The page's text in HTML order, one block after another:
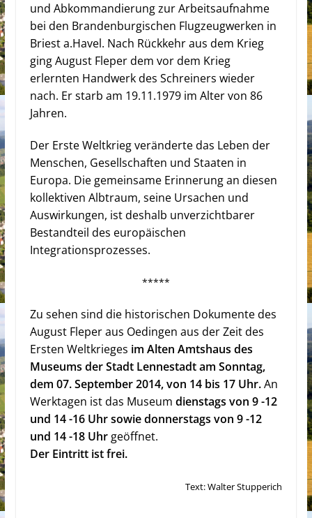
und Abkommandierung zur Arbeitsaufnahme
bei den Brandenburgischen Flugzeugwerken in
Briest a.Havel. Nach Rückkehr aus dem Krieg
ging August Fleper dem vor dem Krieg
erlernten Handwerk des Schreiners wieder
nach. Er starb am 19.11.1979 im Alter von 86
Jahren.
Der Erste Weltkrieg veränderte das Leben der
Menschen, Gesellschaften und Staaten in
Europa. Die gemeinsame Erinnerung an diesen
kollektiven Albtraum, seine Ursachen und
Auswirkungen, ist deshalb unverzichtbarer
Bestandteil des europäischen
Integrationsprozesses.
*****
Zu sehen sind die historischen Dokumente des
August Fleper aus Oedingen aus der Zeit des
Ersten Weltkrieges im Alten Amtshaus des
Museums der Stadt Lennestadt am Sonntag,
dem 07. September 2014, von 14 bis 17 Uhr.An
Werktagen ist das Museum dienstags von 9 -12
und 14 -16 Uhr sowie donnerstags von 9 -12
und 14 -18 Uhr geöffnet.
Der Eintritt ist frei.
Text: Walter Stupperich